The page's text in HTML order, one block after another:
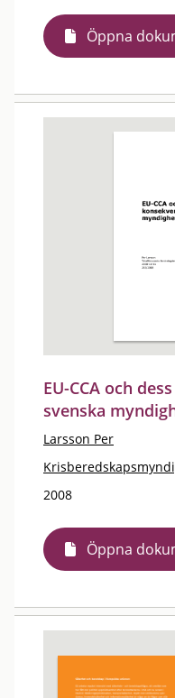
Öppna
EU-CCA och
svenska
Larsson Per
2008
Öppna